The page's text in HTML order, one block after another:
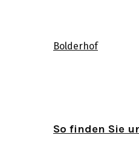
Bolderhof
So finden Sie